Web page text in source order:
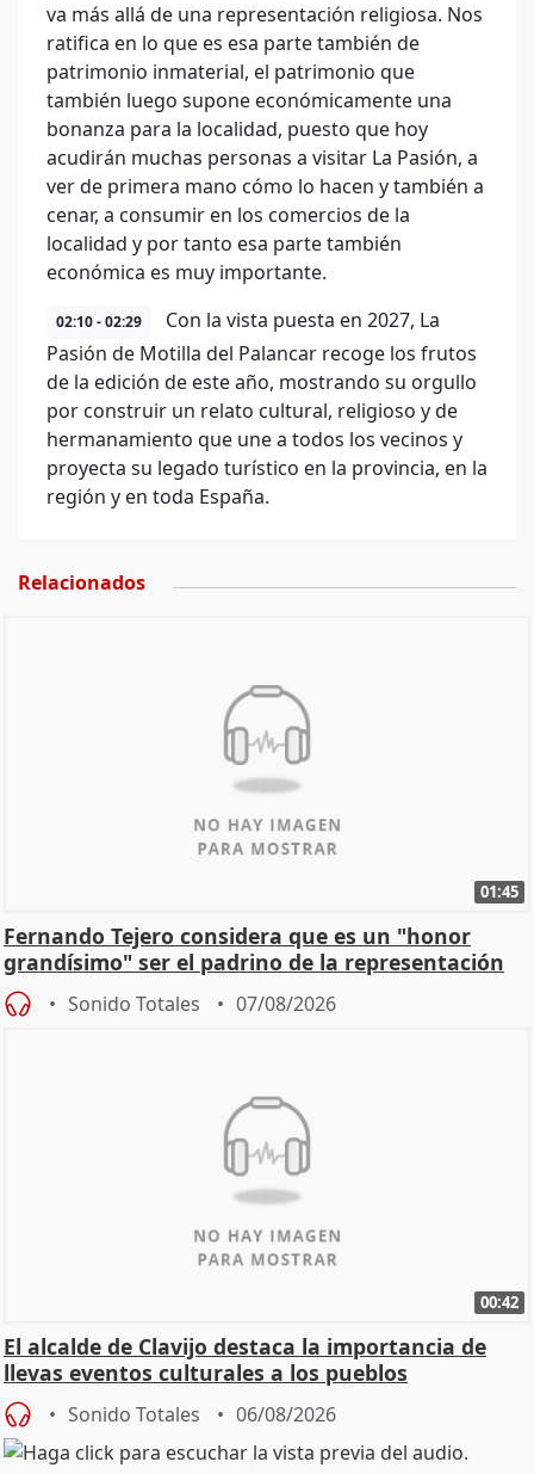
va más allá de una representación religiosa. Nos
ratifica en lo que es esa parte también de
patrimonio inmaterial, el patrimonio que
también luego supone económicamente una
bonanza para la localidad, puesto que hoy
acudirán muchas personas a visitar La Pasión, a
ver de primera mano cómo lo hacen y también a
cenar, a consumir en los comercios de la
localidad y por tanto esa parte también
económica es muy importante.
02:10 - 02:29
Con la vista puesta en 2027, La
Pasión de Motilla del Palancar recoge los frutos
de la edición de este año, mostrando su orgullo
por construir un relato cultural, religioso y de
hermanamiento que une a todos los vecinos y
proyecta su legado turístico en la provincia, en la
región y en toda España.
Relacionados
01:45
Fernando Tejero considera que es un "honor
grandísimo" ser el padrino de la representación
Sonido Totales 07/08/2026
00:42
El alcalde de Clavijo destaca la importancia de
llevas eventos culturales a los pueblos
Sonido Totales 06/08/2026